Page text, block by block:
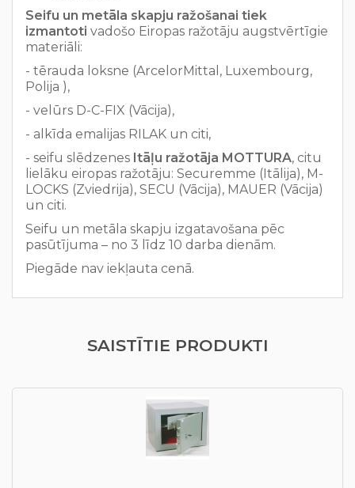
Seifu un metāla skapju ražošanai tiek
izmantoti vadošo Eiropas ražotāju augstvērtīgie
materiāli:
- tērauda loksne (ArcelorMittal, Luxembourg,
Polija ),
- velūrs D-C-FIX (Vācija),
- alkīda emalijas RILAK un citi,
- seifu slēdzenes Itāļu ražotāja MOTTURA, citu
lielāku eiropas ražotāju: Securemme (Itālija), M-
LOCKS (Zviedrija), SECU (Vācija), MAUER (Vācija)
un citi.
Seifu un metāla skapju izgatavošana pēc
pasūtījuma – no 3 līdz 10 darba dienām.
Piegāde nav iekļauta cenā.
SAISTĪTIE PRODUKTI